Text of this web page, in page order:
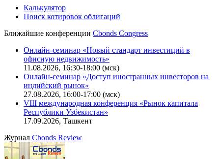
Калькулятор
Поиск котировок облигаций
Ближайшие конференции Cbonds Congress
Онлайн-семинар «Новый стандарт инвестиций в
офисную недвижимость»
11.08.2026, 16:30-18:00 (мск)
Онлайн-семинар «Доступ иностранных инвесторов на
индийский рынок»
27.08.2026, 16:00-17:00 (мск)
VIII международная конференция «Рынок капитала
Республики Узбекистан»
17.09.2026, Ташкент
Журнал Cbonds Review